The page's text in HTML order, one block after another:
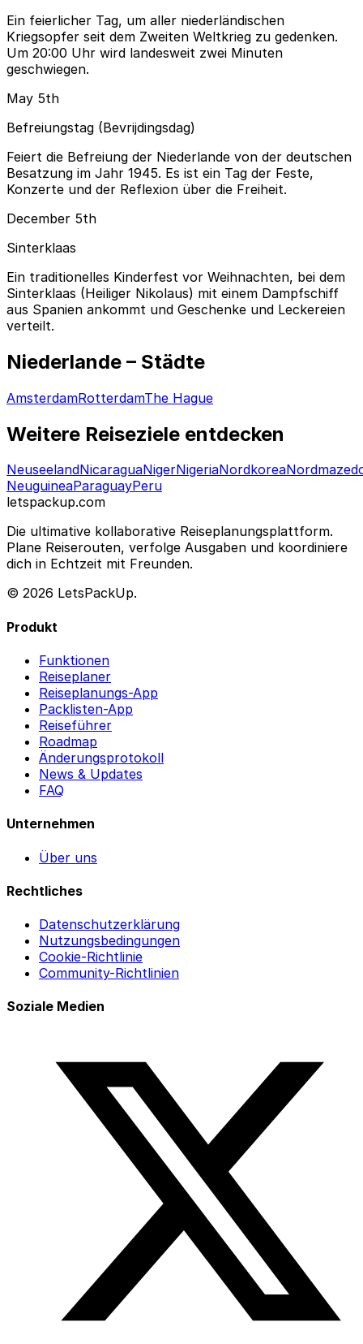
Ein feierlicher Tag, um aller niederländischen
Kriegsopfer seit dem Zweiten Weltkrieg zu gedenken.
Um 20:00 Uhr wird landesweit zwei Minuten
geschwiegen.
May 5th
Befreiungstag (Bevrijdingsdag)
Feiert die Befreiung der Niederlande von der deutschen
Besatzung im Jahr 1945. Es ist ein Tag der Feste,
Konzerte und der Reflexion über die Freiheit.
December 5th
Sinterklaas
Ein traditionelles Kinderfest vor Weihnachten, bei dem
Sinterklaas (Heiliger Nikolaus) mit einem Dampfschiff
aus Spanien ankommt und Geschenke und Leckereien
verteilt.
Niederlande – Städte
AmsterdamRotterdamThe Hague
Weitere Reiseziele entdecken
NeuseelandNicaraguaNigerNigeriaNordkorea
NeuguineaParaguayPeru
letspackup.com
Die ultimative kollaborative Reiseplanungsplattform.
Plane Reiserouten, verfolge Ausgaben und koordiniere
dich in Echtzeit mit Freunden.
© 2026 LetsPackUp.
Produkt
Funktionen
Reiseplaner
Reiseplanungs-App
Packlisten-App
Reiseführer
Roadmap
Änderungsprotokoll
News & Updates
FAQ
Unternehmen
Über uns
Rechtliches
Datenschutzerklärung
Nutzungsbedingungen
Cookie-Richtlinie
Community-Richtlinien
Soziale Medien